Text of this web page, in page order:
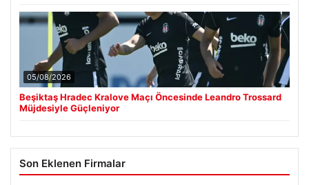
05/08/2026
Beşiktaş Hradec Kralove Maçı Öncesinde Leandro Trossard
Müjdesiyle Güçleniyor
Son Eklenen Firmalar